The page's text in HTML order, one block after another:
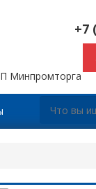
Минпромторга
+7